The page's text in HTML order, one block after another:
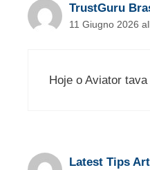
TrustGuru
11 Giugno 2026
Hoje o Aviator
Latest Tips